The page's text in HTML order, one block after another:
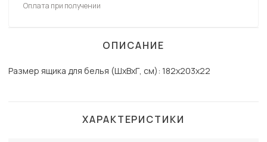
Оплата при получении
ОПИСАНИЕ
Размер ящика для белья (ШхВхГ, см): 182х203х22
ХАРАКТЕРИСТИКИ